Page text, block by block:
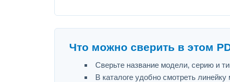
Что можно сверить в этом
Сверьте название модели, серию и
В каталоге удобно смотреть